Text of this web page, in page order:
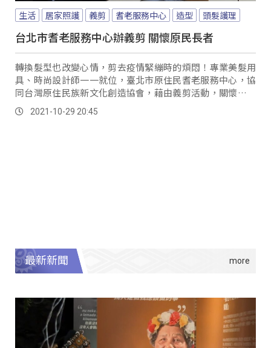
生活 居家照護 義剪 耆老服務中心 造型 頭髮護理
台北市耆老服務中心辦義剪 關懷原民長者
轉換髮型也改變心情，剪去疫情緊繃時的煩悶！專業美髮用
具、時尚設計師一一就位，臺北市原住民耆老服務中心，協
同台灣原住民族新文化創造協會，藉由義剪活動，關懷原民
長者。2021-10-29 20:45
最新新聞